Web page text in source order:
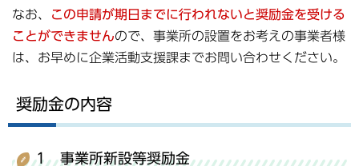
なお、
この申請が期日までに行われないと奨励金を受ける
ことができませんので、事業所の設置をお考えの事業者様
は、お早めに企業活動支援課までお問い合わせください。
奨励金の内容
1 事業所新設等奨励金